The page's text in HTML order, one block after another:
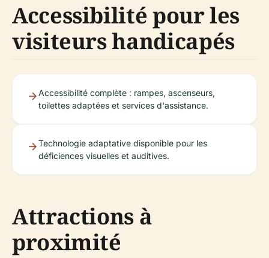
Accessibilité pour les
visiteurs handicapés
Accessibilité complète : rampes, ascenseurs,
toilettes adaptées et services d'assistance.
Technologie adaptative disponible pour les
déficiences visuelles et auditives.
Attractions à
proximité